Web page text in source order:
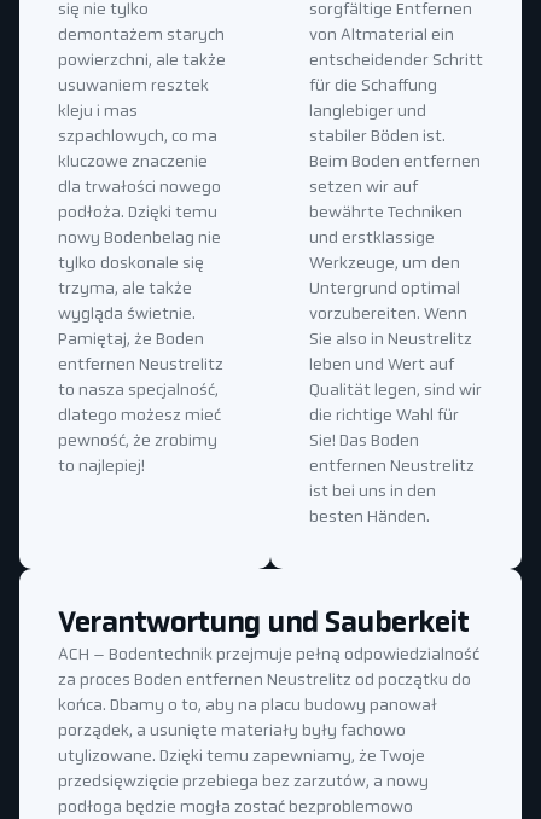
sorgfältige Entfernen
von Altmaterial ein
entscheidender Schritt
für die Schaffung
langlebiger und
stabiler Böden ist.
Beim Boden entfernen
setzen wir auf
bewährte Techniken
und erstklassige
Werkzeuge, um den
Untergrund optimal
vorzubereiten. Wenn
Sie also in Neustrelitz
leben und Wert auf
Qualität legen, sind wir
die richtige Wahl für
Sie! Das Boden
entfernen Neustrelitz
ist bei uns in den
besten Händen.
się nie tylko
demontażem starych
powierzchni, ale także
usuwaniem resztek
kleju i mas
szpachlowych, co ma
kluczowe znaczenie
dla trwałości nowego
podłoża. Dzięki temu
nowy Bodenbelag nie
tylko doskonale się
trzyma, ale także
wygląda świetnie.
Pamiętaj, że Boden
entfernen Neustrelitz
to nasza specjalność,
dlatego możesz mieć
pewność, że zrobimy
to najlepiej!
Verantwortung und Sauberkeit
ACH – Bodentechnik przejmuje pełną odpowiedzialność
za proces Boden entfernen Neustrelitz od początku do
końca. Dbamy o to, aby na placu budowy panował
porządek, a usunięte materiały były fachowo
utylizowane. Dzięki temu zapewniamy, że Twoje
przedsięwzięcie przebiega bez zarzutów, a nowy
podłoga będzie mogła zostać bezproblemowo